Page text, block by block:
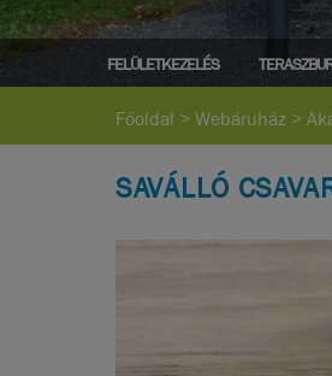
FELÜLETKEZELÉS
Főoldal >Webáruház >
SAVÁLLÓ